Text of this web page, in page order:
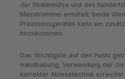
der Skalenhülse und des
Messtrommel ermittelt; beide
Präzisionsgeräten kann ein
hinzukommen.
Das Wichtigste auf den Punkt
Handhabung, Verwendung der
korrekter Ablesetechnik